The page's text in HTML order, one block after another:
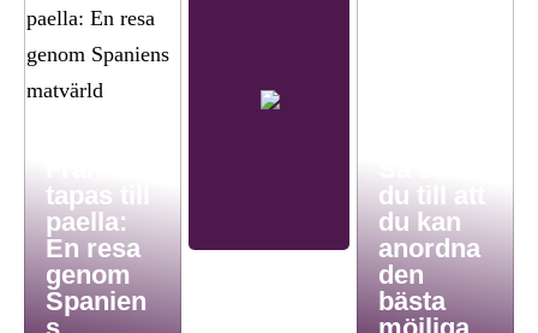
tapas till
paella:
En resa
genom
Spanien
du till att
du kan
anordna
den
bästa